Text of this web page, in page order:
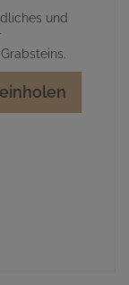
und